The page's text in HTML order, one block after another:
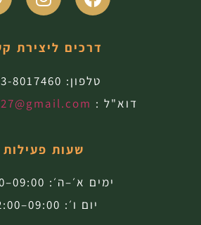
דרכים ליצירת
טלפון: 8017460
דוא"ל :
שעות פעילות
ימים א׳–ה׳: 09:00–17:00
יום ו׳: 09:00–12:00